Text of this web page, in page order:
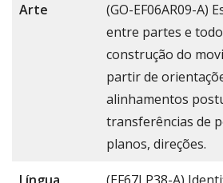
Arte
(GO-EF06AR09-A)
entre partes e
construção do
partir de
alinhamentos
transferências de
planos, direções.